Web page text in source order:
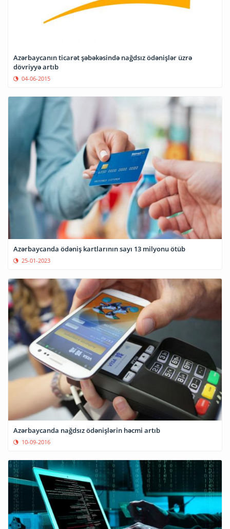
Azərbaycanın ticarət şəbəkəsində nağdsız ödənişlər üzrə
dövriyyə artıb
04-06-2015
Azərbaycanda ödəniş kartlarının sayı 13 milyonu ötüb
25-01-2023
Azərbaycanda nağdsız ödənişlərin həcmi artıb
10-09-2016